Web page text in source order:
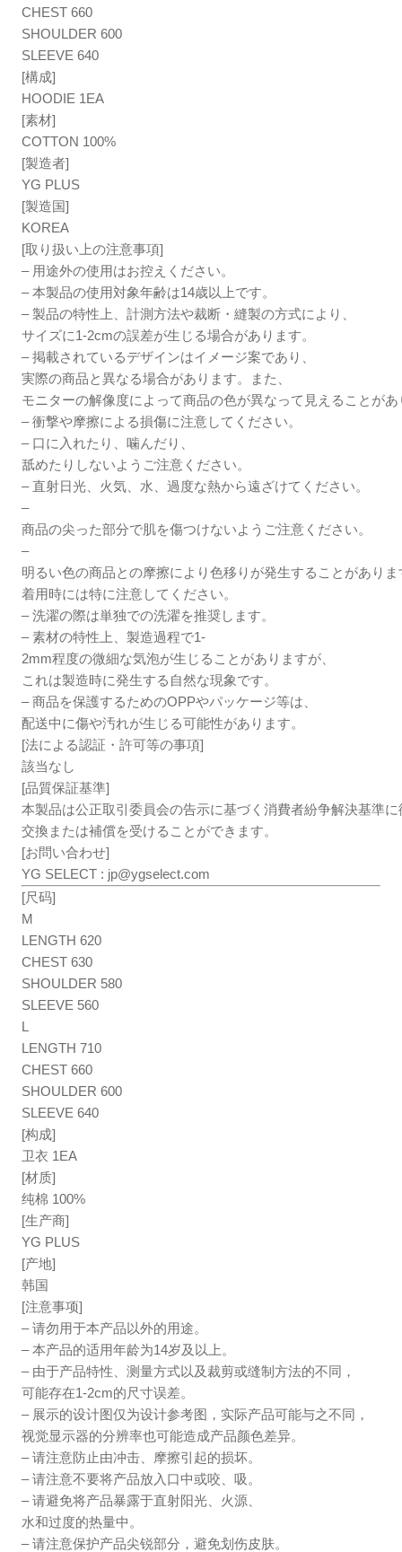
CHEST 660
SHOULDER 600
SLEEVE 640
[構成]
HOODIE 1EA
[素材]
COTTON 100%
[製造者]
YG PLUS
[製造国]
KOREA
[取り扱い上の注意事項]
– 用途外の使用はお控えください。
– 本製品の使用対象年齢は14歳以上です。
– 製品の特性上、計測方法や裁断・縫製の方式により、
サイズに1-2cmの誤差が生じる場合があります。
– 掲載されているデザインはイメージ案であり、
実際の商品と異なる場合があります。また、
モニターの解像度によって商品の色が異なって見えることが
– 衝撃や摩擦による損傷に注意してください。
– 口に入れたり、噛んだり、
舐めたりしないようご注意ください。
– 直射日光、火気、水、過度な熱から遠ざけてください。
–
商品の尖った部分で肌を傷つけないようご注意ください。
–
明るい色の商品との摩擦により色移りが発生することがあり
着用時には特に注意してください。
– 洗濯の際は単独での洗濯を推奨します。
– 素材の特性上、製造過程で1-
2mm程度の微細な気泡が生じることがありますが、
これは製造時に発生する自然な現象です。
– 商品を保護するためのOPPやパッケージ等は、
配送中に傷や汚れが生じる可能性があります。
[法による認証・許可等の事項]
該当なし
[品質保証基準]
本製品は公正取引委員会の告示に基づく消費者紛争解決基準に
交換または補償を受けることができます。
[お問い合わせ]
YG SELECT : jp@ygselect.com
[尺码]
M
LENGTH 620
CHEST 630
SHOULDER 580
SLEEVE 560
L
LENGTH 710
CHEST 660
SHOULDER 600
SLEEVE 640
[构成]
卫衣 1EA
[材质]
纯棉 100%
[生产商]
YG PLUS
[产地]
韩国
[注意事项]
– 请勿用于本产品以外的用途。
– 本产品的适用年龄为14岁及以上。
– 由于产品特性、测量方式以及裁剪或缝制方法的不同，
可能存在1-2cm的尺寸误差。
– 展示的设计图仅为设计参考图，实际产品可能与之不同，
视觉显示器的分辨率也可能造成产品颜色差异。
– 请注意防止由冲击、摩擦引起的损坏。
– 请注意不要将产品放入口中或咬、吸。
– 请避免将产品暴露于直射阳光、火源、
水和过度的热量中。
– 请注意保护产品尖锐部分，避免划伤皮肤。